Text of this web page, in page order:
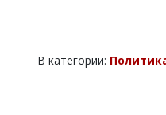
откриете
В категории: